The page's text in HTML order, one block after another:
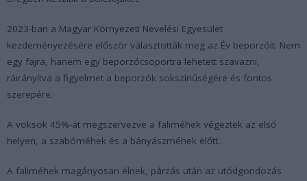
2023-ban a Magyar Környezeti Nevelési Egyesület
kezdeményezésére először választották meg az Év beporzóit. Nem
egy fajra, hanem egy beporzócsoportra lehetett szavazni,
ráirányítva a figyelmet a beporzók sokszínűségére és fontos
szerepére.
A voksok 45%-át megszervezve a faliméhek végeztek az első
helyen, a szabóméhek és a bányászméhek előtt.
A faliméhek magányosan élnek, párzás után az utódgondozás